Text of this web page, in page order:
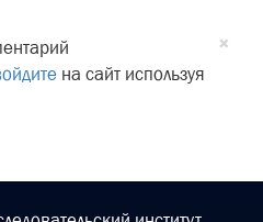
×
на сайт используя